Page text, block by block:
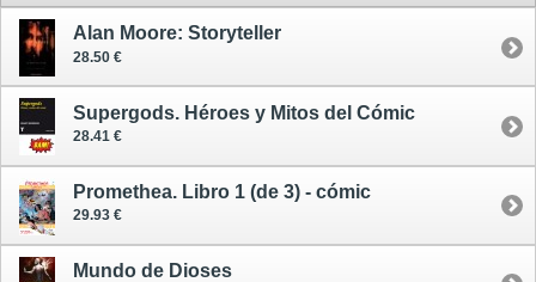
Alan Moore: Storyteller
28.50 €
Supergods. Héroes y Mitos del Cómic
28.41 €
Promethea. Libro 1 (de 3) - cómic
29.93 €
Mundo de Dioses